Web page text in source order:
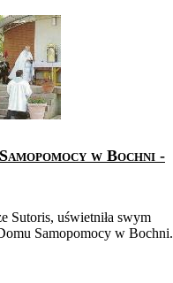
w Bochni -
Sutoris, uświetniła swym
Samopomocy w Bochni.